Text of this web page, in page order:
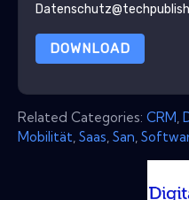
DOWNLOAD
Related Categories: CRM
Mobilität Saas San